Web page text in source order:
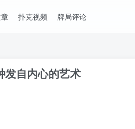
扑克视频 牌局评论
发自内心的艺术